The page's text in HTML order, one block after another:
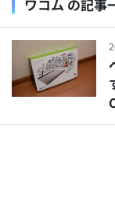
ワコム の記事